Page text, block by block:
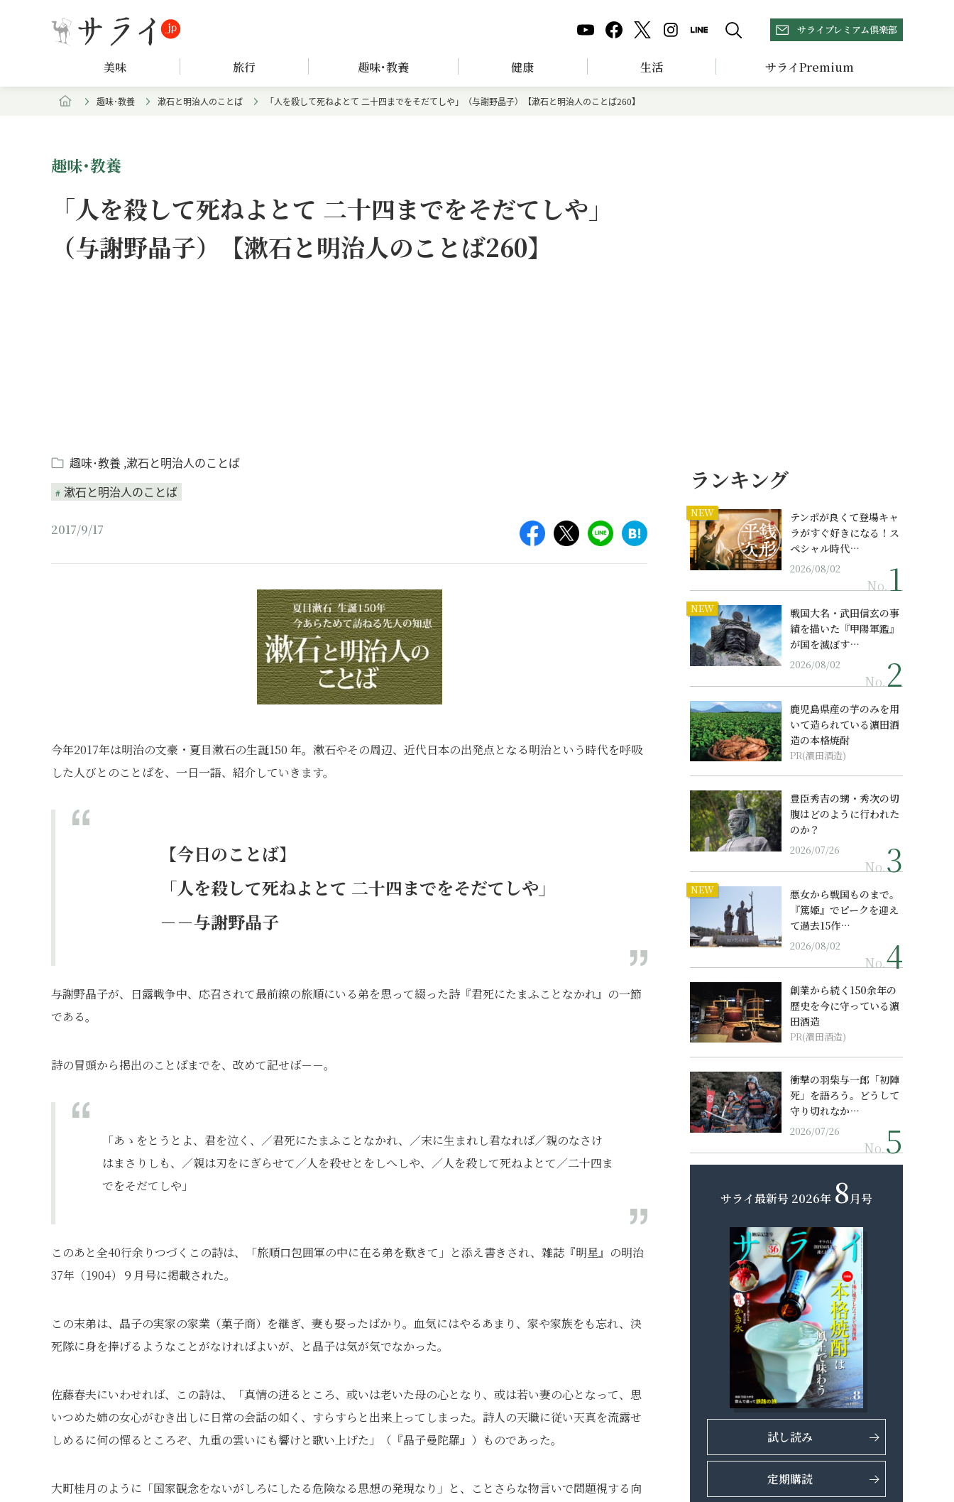
サライプレミアム倶楽部
美味 旅行 趣味･教養 健康 生活 サライPremium
趣味･教養 漱石と明治人のことば 「人を殺して死ねよとて 二十四までをそだてしや」（与謝野晶子）【漱石と明治人のことば260】
趣味･教養
「人を殺して死ねよとて 二十四までをそだてしや」
（与謝野晶子）【漱石と明治人のことば260】
趣味･教養 漱石と明治人のことば
漱石と明治人のことば
2017/9/17
今年2017年は明治の文豪・夏目漱石の生誕150 年。漱石やその周辺、近代日本の出発点となる明治という時代を呼吸
した人びとのことばを、一日一語、紹介していきます。
【今日のことば】
「人を殺して死ねよとて 二十四までをそだてしや」
－－与謝野晶子
与謝野晶子が、日露戦争中、応召されて最前線の旅順にいる弟を思って綴った詩『君死にたまふことなかれ』の一節
である。
詩の冒頭から掲出のことばまでを、改めて記せば－－。
「あゝをとうとよ、君を泣く、／君死にたまふことなかれ、／末に生まれし君なれば／親のなさけ
はまさりしも、／親は刃をにぎらせて／人を殺せとをしへしや、／人を殺して死ねよとて／二十四ま
でをそだてしや」
このあと全40行余りつづくこの詩は、「旅順口包囲軍の中に在る弟を歎きて」と添え書きされ、雑誌『明星』の明治
37年（1904）９月号に掲載された。
この末弟は、晶子の実家の家業（菓子商）を継ぎ、妻も娶ったばかり。血気にはやるあまり、家や家族をも忘れ、決
死隊に身を捧げるようなことがなければよいが、と晶子は気が気でなかった。
佐藤春夫にいわせれば、この詩は、「真情の迸るところ、或いは老いた母の心となり、或は若い妻の心となって、思
いつめた姉の女心がむき出しに日常の会話の如く、すらすらと出来上ってしまった。詩人の天職に従い天真を流露せ
しめるに何の憚るところぞ、九重の雲いにも響けと歌い上げた」（『晶子曼陀羅』）ものであった。
大町桂月のように「国家観念をないがしろにしたる危険なる思想の発現なり」と、ことさらな物言いで問題視する向
ランキング
NEW
テンポが良くて登場キャ
ラがすぐ好きになる！ス
ペシャル時代…
2026/08/02
No.
NEW
戦国大名・武田信玄の事
績を描いた『甲陽軍鑑』
が国を滅ぼす…
2026/08/02
No.
鹿児島県産の芋のみを用
いて造られている濵田酒
造の本格焼酎
PR(濵田酒造)
豊臣秀吉の甥・秀次の切
腹はどのように行われた
のか？
2026/07/26
No.
NEW
悪女から戦国ものまで。
『篤姫』でピークを迎え
て過去15作…
2026/08/02
No.
創業から続く150余年の
歴史を今に守っている濵
田酒造
PR(濵田酒造)
衝撃の羽柴与一郎「初陣
死」を語ろう。どうして
守り切れなか…
2026/07/26
No.
サライ最新号 2026年 8月号
試し読み
定期購読